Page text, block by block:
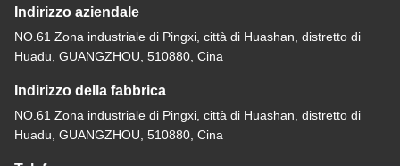
Indirizzo aziendale
NO.61 Zona industriale di Pingxi, città di Huashan, distretto di
Huadu, GUANGZHOU, 510880, Cina
Indirizzo della fabbrica
NO.61 Zona industriale di Pingxi, città di Huashan, distretto di
Huadu, GUANGZHOU, 510880, Cina